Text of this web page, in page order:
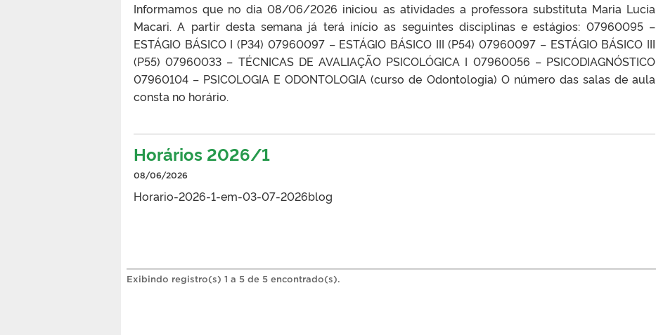
Informamos que no dia 08/06/2026 iniciou as atividades a professora substituta Maria Lucia
Macari. A partir desta semana já terá início as seguintes disciplinas e estágios: 07960095 –
ESTÁGIO BÁSICO I (P34) 07960097 – ESTÁGIO BÁSICO III (P54) 07960097 – ESTÁGIO BÁSICO III
(P55) 07960033 – TÉCNICAS DE AVALIAÇÃO PSICOLÓGICA I 07960056 – PSICODIAGNÓSTICO
07960104 – PSICOLOGIA E ODONTOLOGIA (curso de Odontologia) O número das salas de aula
consta no horário.
Horários 2026/1
08/06/2026
Horario-2026-1-em-03-07-2026blog
Exibindo registro(s) 1 a 5 de 5 encontrado(s).